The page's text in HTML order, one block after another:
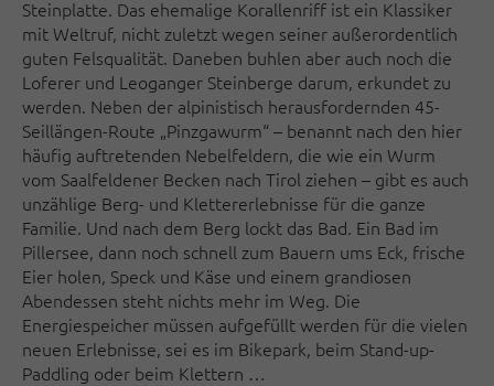
Steinplatte. Das ehemalige Korallenriff ist ein Klassiker
mit Weltruf, nicht zuletzt wegen seiner außerordentlich
guten Felsqualität. Daneben buhlen aber auch noch die
Loferer und Leoganger Steinberge darum, erkundet zu
werden. Neben der alpinistisch herausfordernden 45-
Seillängen-Route „Pinzgawurm“ – benannt nach den hier
häufig auftretenden Nebelfeldern, die wie ein Wurm
vom Saalfeldener Becken nach Tirol ziehen – gibt es auch
unzählige Berg- und Klettererlebnisse für die ganze
Familie. Und nach dem Berg lockt das Bad. Ein Bad im
Pillersee, dann noch schnell zum Bauern ums Eck, frische
Eier holen, Speck und Käse und einem grandiosen
Abendessen steht nichts mehr im Weg. Die
Energiespeicher müssen aufgefüllt werden für die vielen
neuen Erlebnisse, sei es im Bikepark, beim Stand-up-
Paddling oder beim Klettern …